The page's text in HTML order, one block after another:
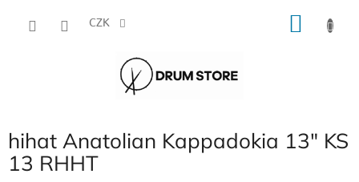
CZK
hihat Anatolian Kappadokia 13" KS
13 RHHT